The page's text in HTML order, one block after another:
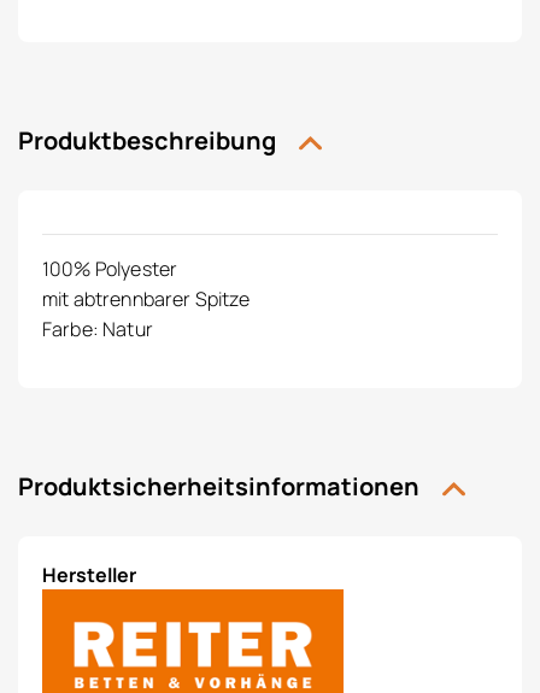
Produktbeschreibung
100% Polyester
mit abtrennbarer Spitze
Farbe: Natur
Produktsicherheitsinformationen
Hersteller